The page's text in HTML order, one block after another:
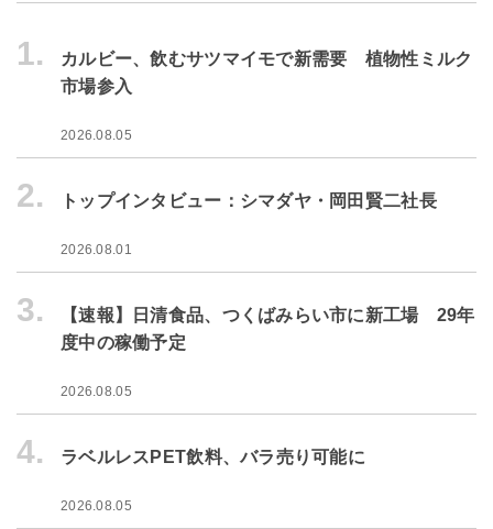
1.
カルビー、飲むサツマイモで新需要 植物性ミルク
市場参入
2026.08.05
2. トップインタビュー：シマダヤ・岡田賢二社長
2026.08.01
3.
【速報】日清食品、つくばみらい市に新工場 29年
度中の稼働予定
2026.08.05
4. ラベルレスPET飲料、バラ売り可能に
2026.08.05